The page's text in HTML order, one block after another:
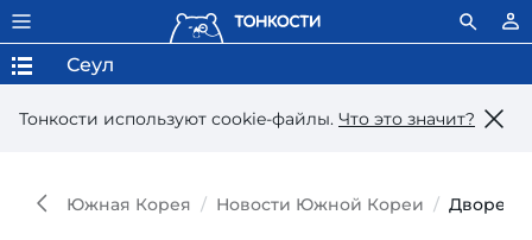
Тонкости используют сookie-файлы. Что это значит?
Сеул
Южная Корея Новости Южной Кореи Дворец